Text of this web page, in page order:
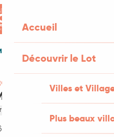
Accueil
Découvrir le Lot
Villes et
Plus beaux
BEE
BEE
BLUES
Esclauzels